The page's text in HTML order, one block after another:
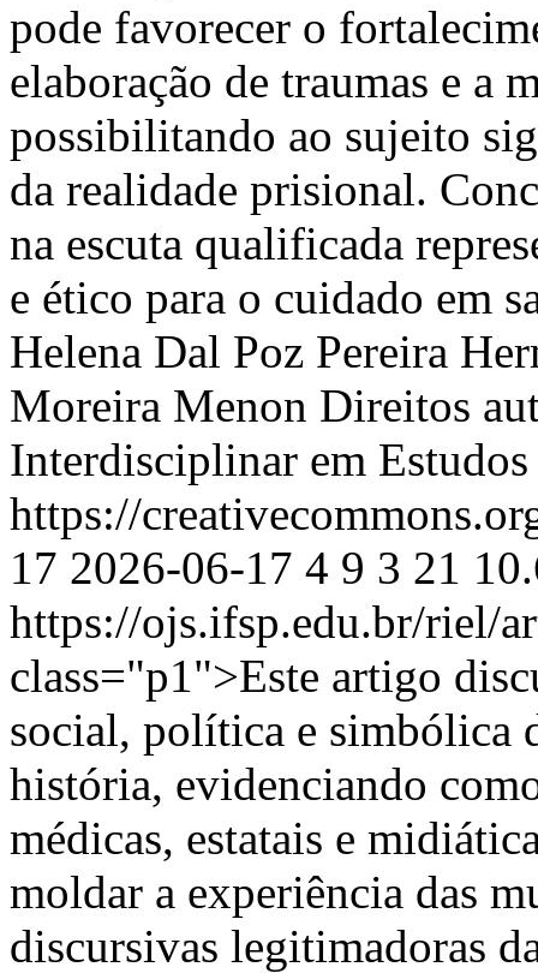
pode favorecer o
elaboração de traumas e a
possibilitando ao sujeito
da realidade prisional.
na escuta qualificada
e ético para o cuidado em
Helena Dal Poz Pereira
Moreira Menon Direitos
Interdisciplinar em
https://
17 2026-06-17 4 9 3 21
https://ojs.ifsp.edu.br/riel/
class="p1">Este artigo
social, política e simbólica
história, evidenciando
médicas, estatais e
moldar a experiência das
discursivas legitimadoras